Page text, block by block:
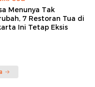
Menunya Tak
7 Restoran Tua di
Ini Tetap Eksis